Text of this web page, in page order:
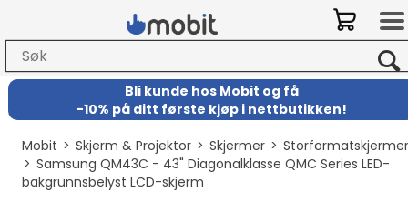
Bli kunde hos Mobit og få
-10% på ditt første kjøp i nettbutikken!
Mobit>Skjerm & Projektor>Skjermer>Storformatskjermer
>Samsung QM43C - 43" Diagonalklasse QMC Series LED-
bakgrunnsbelyst LCD-skjerm